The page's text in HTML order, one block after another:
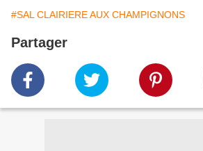
#SAL CLAIRIERE AUX CHAMPIGNONS
Partager